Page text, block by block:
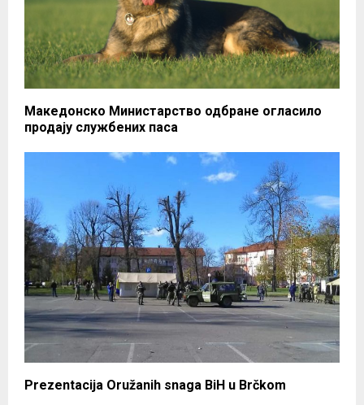
Македонско Министарство одбране огласило
продају службених паса
Prezentacija Oružanih snaga BiH u Brčkom